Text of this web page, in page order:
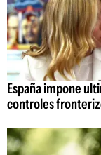
España impone
controles